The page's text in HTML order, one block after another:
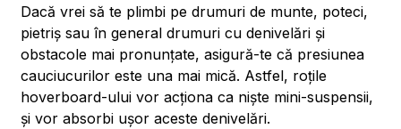
Dacă vrei să te plimbi pe drumuri de munte, poteci,
pietriș sau în general drumuri cu denivelări și
obstacole mai pronunțate, asigură-te că presiunea
cauciucurilor este una mai mică. Astfel, roțile
hoverboard-ului vor acționa ca niște mini-suspensii,
și vor absorbi ușor aceste denivelări.